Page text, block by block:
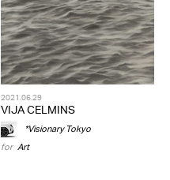
2021.06.29
VIJA CELMINS
*Visionary Tokyo
for Art